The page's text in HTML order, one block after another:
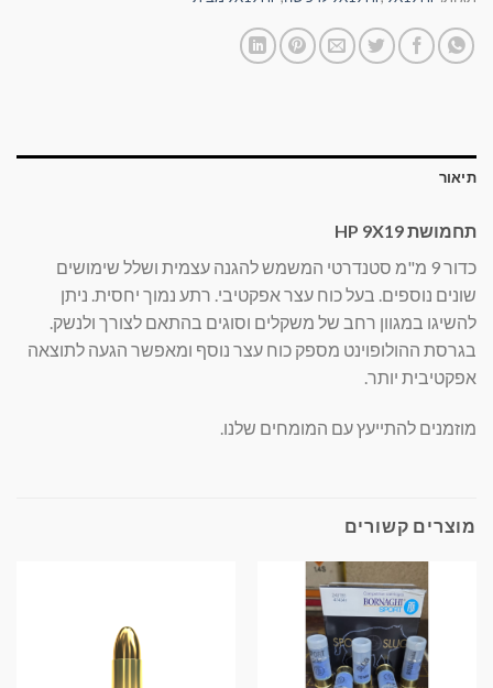
תיאור
תחמושת HP 9X19
כדור 9 מ"מ סטנדרטי המשמש להגנה עצמית ושלל שימושים
שונים נוספים. בעל כוח עצר אפקטיבי. רתע נמוך יחסית. ניתן
להשיגו במגוון רחב של משקלים וסוגים בהתאם לצורך ולנשק.
בגרסת ההולופוינט מספק כוח עצר נוסף ומאפשר הגעה לתוצאה
אפקטיבית יותר.
מוזמנים להתייעץ עם המומחים שלנו.
מוצרים קשורים